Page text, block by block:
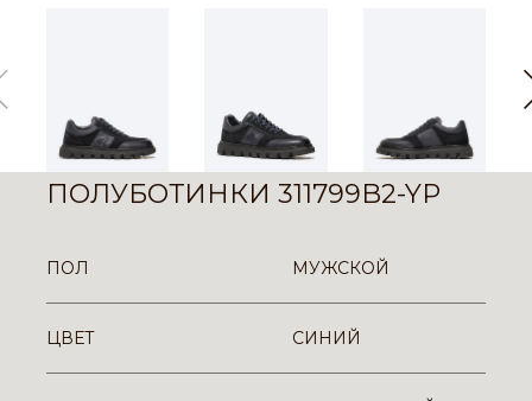
ПОЛУБОТИНКИ 311799B2-YP
ПОЛ МУЖСКОЙ
ЦВЕТ СИНИЙ